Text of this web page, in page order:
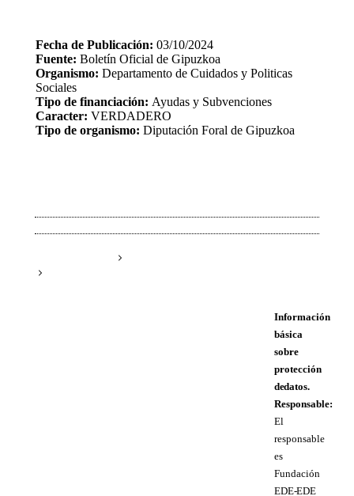
Fecha de Publicación: 03/10/2024
Fuente: Boletín Oficial de Gipuzkoa
Organismo: Departamento de Cuidados y Politicas
Sociales
Tipo de financiación: Ayudas y Subvenciones
Caracter: VERDADERO
Tipo de organismo: Diputación Foral de Gipuzkoa
Información
básica
sobre
protección
de datos.
Responsable:
El
responsable
es
Fundación
EDE- EDE